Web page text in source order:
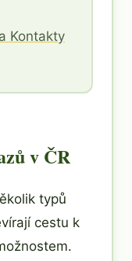
Kontakty
v ČR
typů
cestu k